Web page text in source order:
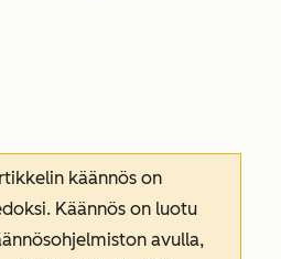
käännös on
Käännös on luotu
avulla,